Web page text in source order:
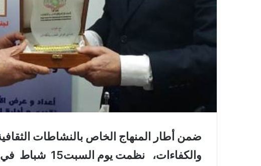
ضمن أطار المنهاج الخاص بالنشاطات
والكفاءات،